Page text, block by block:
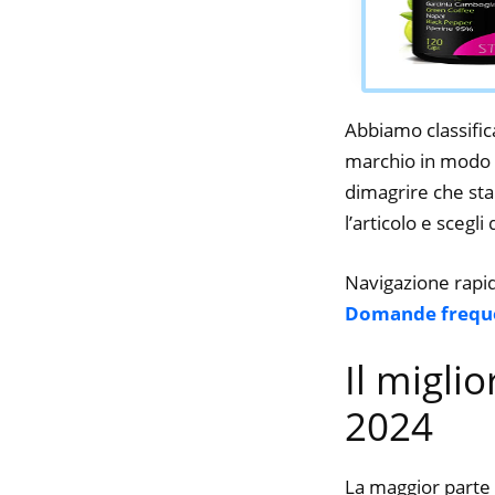
Abbiamo
marchio in
dimagrire che
l’articolo e
Navigazione
Domande
Il
2024
La maggior